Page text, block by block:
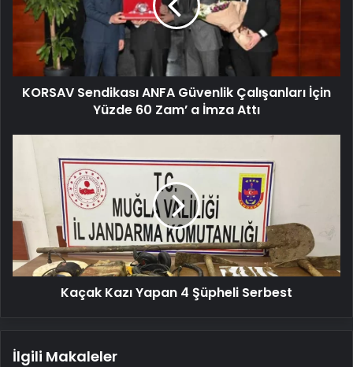
Çalışanları
Yüzde
Zam’
KORSAV Sendikası ANFA Güvenlik Çalışanları İçin
Yüzde 60 Zam’ a İmza Attı
Şüpheli
Serbest
Kaçak Kazı Yapan 4 Şüpheli Serbest
İlgili Makaleler